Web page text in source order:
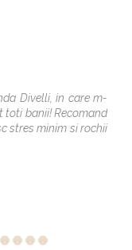
Divelli, in care m-
toti banii! Recomand
stres minim si rochii